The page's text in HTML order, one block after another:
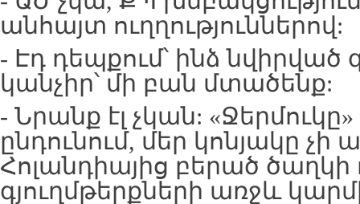
անհայտ ուղղություններով:
- Էդ դեպքում՝ ինձ
կանչիր՝ մի բան մտածենք:
- Նրանք էլ չկան:
ընդունում, մեր կոնյակը չի
Հոլանդիայից բերած
գյուղմթերքների առջև